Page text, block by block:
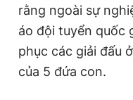
rằng ngoài sự
áo đội tuyển quốc
phục các giải đấu
của 5 đứa con.